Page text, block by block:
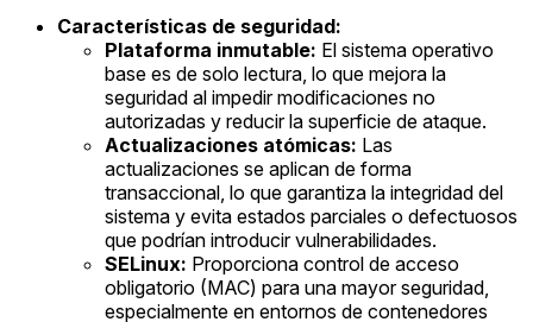
Características de seguridad:
Plataforma inmutable: El sistema operativo
base es de solo lectura, lo que mejora la
seguridad al impedir modificaciones no
autorizadas y reducir la superficie de ataque.
Actualizaciones atómicas: Las
actualizaciones se aplican de forma
transaccional, lo que garantiza la integridad del
sistema y evita estados parciales o defectuosos
que podrían introducir vulnerabilidades.
SELinux: Proporciona control de acceso
obligatorio (MAC) para una mayor seguridad,
especialmente en entornos de contenedores